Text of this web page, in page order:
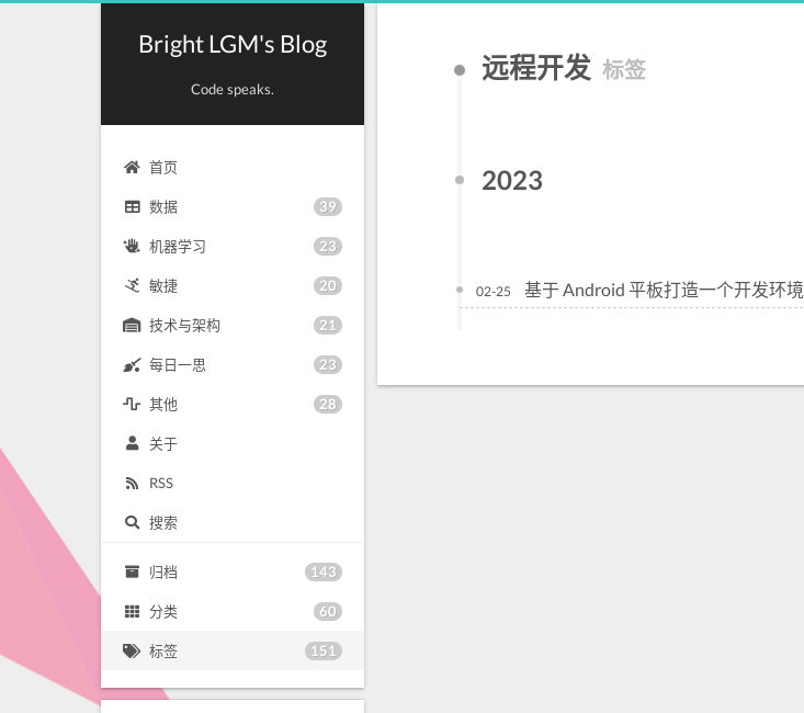
Bright LGM's Blog
Code speaks.
首页
数据 39
机器学习 23
敏捷 20
技术与架构 21
每日一思 23
其他 28
关于
RSS
搜索
归档 143
分类 60
标签 151
远程开发 标签
2023
02-25 基于 Android 平板打造一个开发环境